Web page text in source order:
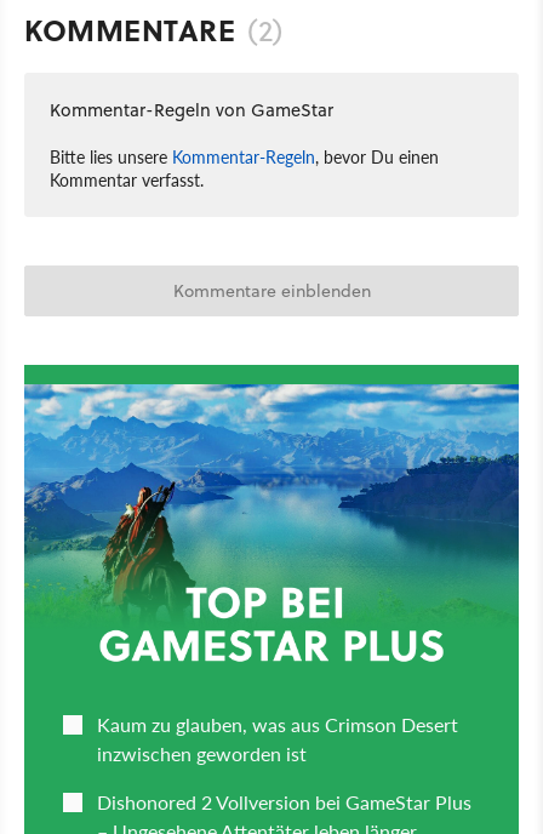
KOMMENTARE (2)
Kommentar-Regeln von GameStar
Bitte lies unsere Kommentar-Regeln, bevor Du einen
Kommentar verfasst.
Kommentare einblenden